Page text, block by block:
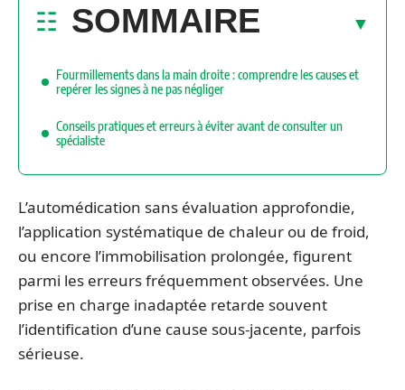
SOMMAIRE
Fourmillements dans la main droite : comprendre les causes et
repérer les signes à ne pas négliger
Conseils pratiques et erreurs à éviter avant de consulter un
spécialiste
L’automédication sans évaluation approfondie,
l’application systématique de chaleur ou de froid,
ou encore l’immobilisation prolongée, figurent
parmi les erreurs fréquemment observées. Une
prise en charge inadaptée retarde souvent
l’identification d’une cause sous-jacente, parfois
sérieuse.